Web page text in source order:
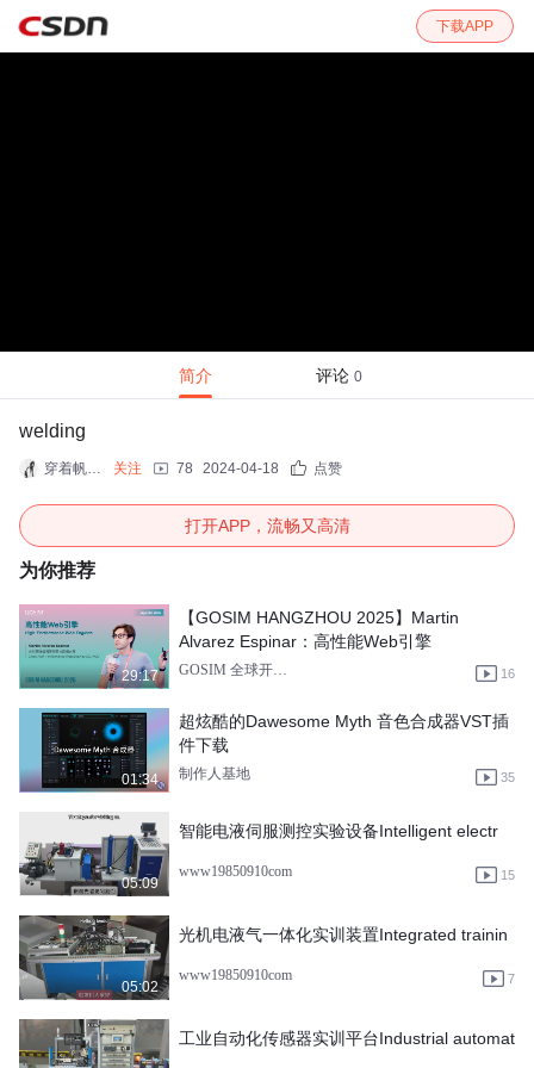
下载APP
简介 评论 0
welding
穿着帆布鞋也能走猫步 关注 78 2024-04-18 点赞
打开APP，流畅又高清
为你推荐
29:17
【GOSIM HANGZHOU 2025】Martin
Alvarez Espinar：高性能Web引擎
GOSIM 全球开源创新汇 16
01:34
超炫酷的Dawesome Myth 音色合成器VST插
件下载
制作人基地 35
05:09
智能电液伺服测控实验设备Intelligent electr
www19850910com 15
05:02
光机电液气一体化实训装置Integrated trainin
www19850910com 7
工业自动化传感器实训平台Industrial automat